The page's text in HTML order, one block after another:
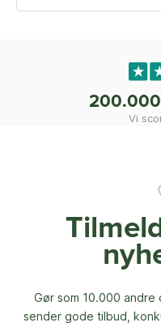
Vi
Gør som 10.000 andre
sender gode tilbud,